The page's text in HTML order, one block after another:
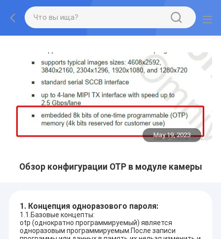
May 19, 2023
Обзор конфигурации OTP в модуле камеры
1. Концепция одноразового пароля:
1.1.Базовые концепты:
otp (однократно программируемый) является
одноразовым программируемым.После записи